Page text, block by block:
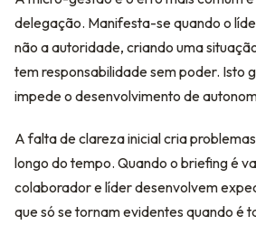
delegação. Manifesta-se quando o
não a autoridade, criando uma
tem responsabilidade sem poder. Isto
impede o desenvolvimento de
A falta de clareza inicial cria
longo do tempo. Quando o briefing é
colaborador e líder desenvolvem
que só se tornam evidentes quando é